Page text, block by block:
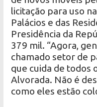
licitação para uso
Palácios e das
Presidência da
379 mil. “Agora,
chamado setor de
que cuida de todos
Alvorada. Não é
como eles estão